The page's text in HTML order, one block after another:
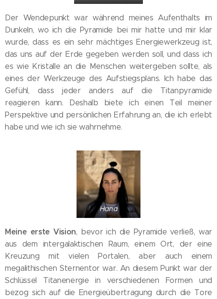
Der Wendepunkt war während meines Aufenthalts im
Dunkeln, wo ich die Pyramide bei mir hatte und mir klar
wurde, dass es ein sehr mächtiges Energiewerkzeug ist,
das uns auf der Erde gegeben werden soll, und dass ich
es wie Kristalle an die Menschen weitergeben sollte, als
eines der Werkzeuge des Aufstiegsplans. Ich habe das
Gefühl, dass jeder anders auf die Titanpyramide
reagieren kann. Deshalb biete ich einen Teil meiner
Perspektive und persönlichen Erfahrung an, die ich erlebt
habe und wie ich sie wahrnehme.
Hana
Meine erste Vision, bevor ich die Pyramide verließ, war
aus dem intergalaktischen Raum, einem Ort, der eine
Kreuzung mit vielen Portalen, aber auch einem
megalithischen Sternentor war. An diesem Punkt war der
Schlüssel Titanenergie in verschiedenen Formen und
bezog sich auf die Energieübertragung durch die Tore